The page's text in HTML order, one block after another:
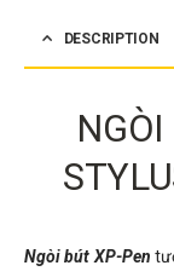
DESCRIPTION
Ngòi bút XP-Pen